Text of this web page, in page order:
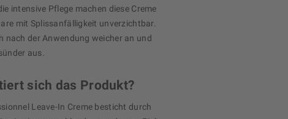
intensive Pflege machen diese Creme
mit Splissanfälligkeit unverzichtbar.
nach der Anwendung weicher an und
aus.
sich das Produkt?
Leave-In Creme besticht durch